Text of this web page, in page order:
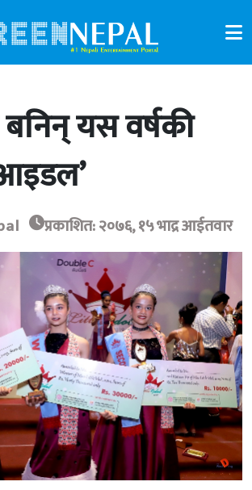
बनिन् यस वर्षकी
प्रकाशित: २०७६, १५ भाद्र आईतवार